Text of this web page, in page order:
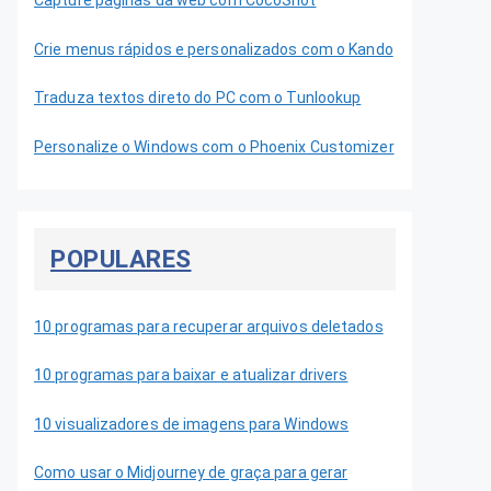
Crie menus rápidos e personalizados com o Kando
Traduza textos direto do PC com o Tunlookup
Personalize o Windows com o Phoenix Customizer
POPULARES
10 programas para recuperar arquivos deletados
10 programas para baixar e atualizar drivers
10 visualizadores de imagens para Windows
Como usar o Midjourney de graça para gerar